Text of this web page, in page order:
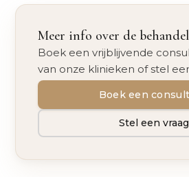
Meer info over de
Boek een vrijblijvende
van onze klinieken of stel
Boek een
Stel een vraag